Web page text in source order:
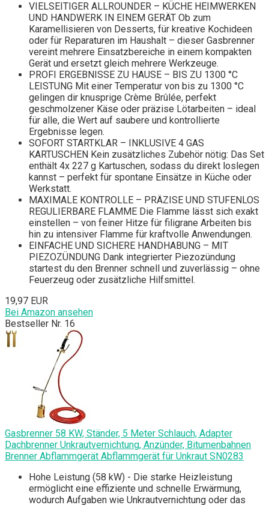
VIELSEITIGER ALLROUNDER – KÜCHE HEIMWERKEN
UND HANDWERK IN EINEM GERÄT Ob zum
Karamellisieren von Desserts, für kreative Kochideen
oder für Reparaturen im Haushalt – dieser Gasbrenner
vereint mehrere Einsatzbereiche in einem kompakten
Gerät und ersetzt gleich mehrere Werkzeuge.
PROFI ERGEBNISSE ZU HAUSE – BIS ZU 1300 °C
LEISTUNG Mit einer Temperatur von bis zu 1300 °C
gelingen dir knusprige Crème Brûlée, perfekt
geschmolzener Käse oder präzise Lötarbeiten – ideal
für alle, die Wert auf saubere und kontrollierte
Ergebnisse legen.
SOFORT STARTKLAR – INKLUSIVE 4 GAS
KARTUSCHEN Kein zusätzliches Zubehör nötig: Das Set
enthält 4x 227 g Kartuschen, sodass du direkt loslegen
kannst – perfekt für spontane Einsätze in Küche oder
Werkstatt.
MAXIMALE KONTROLLE – PRÄZISE UND STUFENLOS
REGULIERBARE FLAMME Die Flamme lässt sich exakt
einstellen – von feiner Hitze für filigrane Arbeiten bis
hin zu intensiver Flamme für kraftvolle Anwendungen.
EINFACHE UND SICHERE HANDHABUNG – MIT
PIEZOZÜNDUNG Dank integrierter Piezozündung
startest du den Brenner schnell und zuverlässig – ohne
Feuerzeug oder zusätzliche Hilfsmittel.
19,97 EUR
Bei Amazon ansehen
Bestseller Nr. 16
Gasbrenner 58 KW, Ständer, 5 Meter Schlauch, Adapter
Dachbrenner Unkrautvernichtung, Anzünder, Bitumenbahnen
Brenner Abflammgerät Abflammgerät für Unkraut SN0283
Hohe Leistung (58 kW) - Die starke Heizleistung
ermöglicht eine effiziente und schnelle Erwärmung,
wodurch Aufgaben wie Unkrautvernichtung oder das